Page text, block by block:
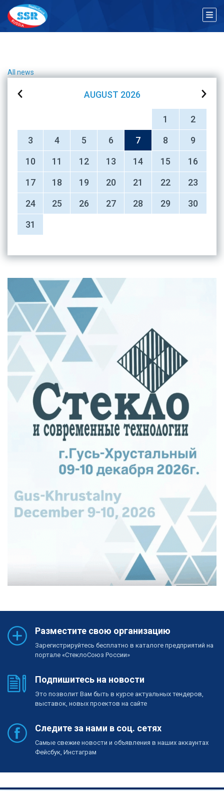
All news
AUGUST 2026
1
2
3
4 5 6 7 8
9
10
11 12 13 14 15
16
17
18 19 20 21 22
23
24
25 26 27 28 29
30
31
Разместите свою организацию
Зарегистрируйтесь бесплатно в каталоге предприятий на
портале «СтеклоСоюз России»
Подпишитесь на новости
Это позволит Вам быть в курсе актуальных тендеров,
выставок, новых проектов на сайте
Следите за нами в соц. сетях
Самые свежие новости и объявления в наших аккаунтах
Фейсбук, Инстаграм